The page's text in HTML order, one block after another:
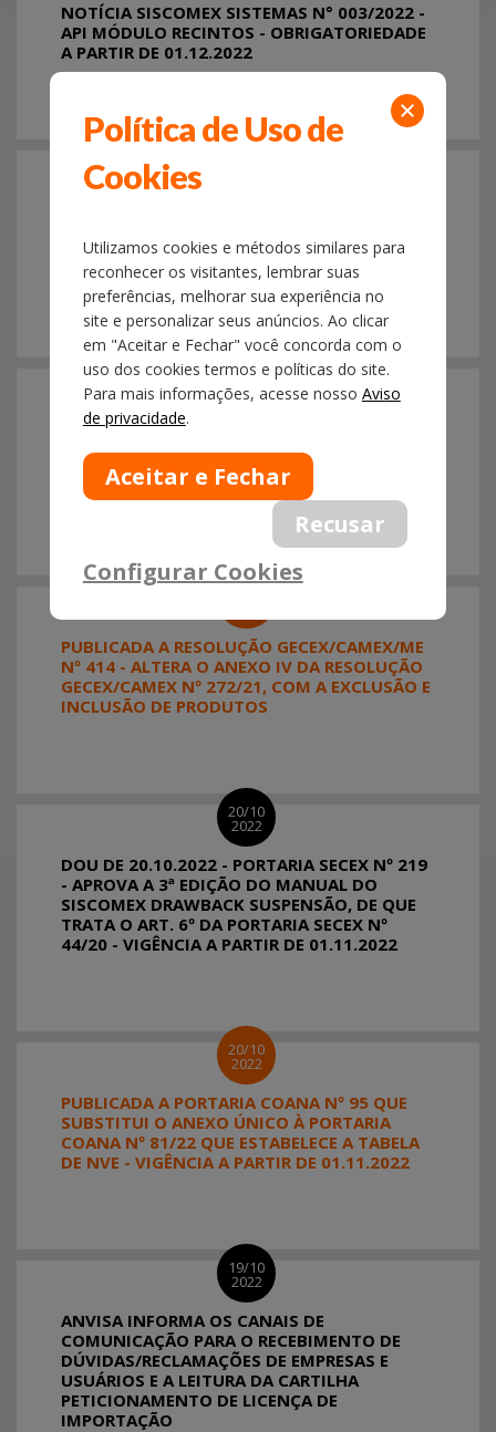
NOTÍCIA SISCOMEX SISTEMAS N° 003/2022 -
API MÓDULO RECINTOS - OBRIGATORIEDADE
A PARTIR DE 01.12.2022
IMPORTANTE PARA AS EMPRESAS OEA -
25.10.22 - CAD Nº 777/22
31/10
2022
NOTÍCIA SISCOMEX SISTEMAS Nº 004/2022 -
CAD Nº 761/22 - CONSULTA PÚBLICA -
MINUTA DA IN DO CCT IMPORTAÇÃO /
SINDASP UH Nº 332/22
PUBLICADA A RESOLUÇÃO GECEX/CAMEX/ME
Nº 414 - ALTERA O ANEXO IV DA RESOLUÇÃO
GECEX/CAMEX Nº 272/21, COM A EXCLUSÃO E
INCLUSÃO DE PRODUTOS
20/10
2022
DOU DE 20.10.2022 - PORTARIA SECEX Nº 219
- APROVA A 3ª EDIÇÃO DO MANUAL DO
SISCOMEX DRAWBACK SUSPENSÃO, DE QUE
TRATA O ART. 6º DA PORTARIA SECEX Nº
44/20 - VIGÊNCIA A PARTIR DE 01.11.2022
20/10
2022
PUBLICADA A PORTARIA COANA Nº 95 QUE
SUBSTITUI O ANEXO ÚNICO À PORTARIA
COANA Nº 81/22 QUE ESTABELECE A TABELA
DE NVE - VIGÊNCIA A PARTIR DE 01.11.2022
19/10
2022
ANVISA INFORMA OS CANAIS DE
COMUNICAÇÃO PARA O RECEBIMENTO DE
DÚVIDAS/RECLAMAÇÕES DE EMPRESAS E
USUÁRIOS E A LEITURA DA CARTILHA
PETICIONAMENTO DE LICENÇA DE
IMPORTAÇÃO
Política de Uso de
Cookies
Utilizamos cookies e métodos similares para
reconhecer os visitantes, lembrar suas
preferências, melhorar sua experiência no
site e personalizar seus anúncios. Ao clicar
em "Aceitar e Fechar" você concorda com o
uso dos cookies termos e políticas do site.
Para mais informações, acesse nosso Aviso
de privacidade.
Configurar Cookies